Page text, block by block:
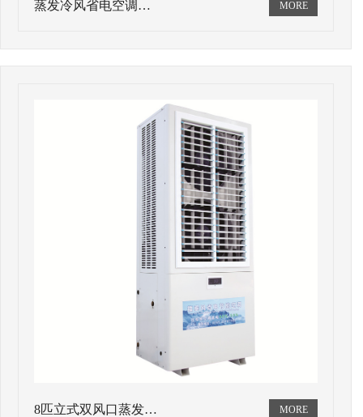
蒸发冷风省电空调…
8匹立式双风口蒸发…